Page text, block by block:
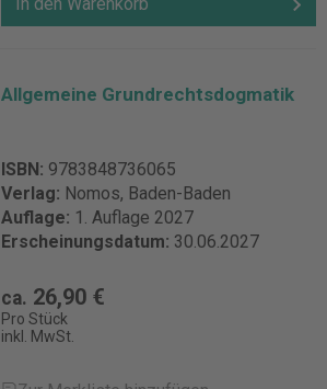
Allgemeine Grundrechtsdogmatik
ISBN: 9783848736065
Verlag: Nomos, Baden-Baden
Auflage: 1. Auflage 2027
Erscheinungsdatum: 30.06.2027
ca. 26,90 €
Pro Stück
inkl. MwSt.